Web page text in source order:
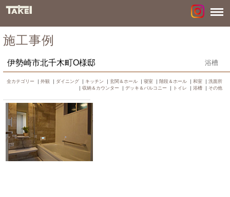
施工事例
伊勢崎市北千木町O様邸 浴槽
全カテゴリー ｜ 外観 ｜ ダイニング ｜ キッチン ｜ 玄関＆ホール ｜ 寝室 ｜ 階段＆ホール ｜ 和室 ｜ 洗面所
｜ 収納＆カウンター ｜ デッキ＆バルコニー ｜ トイレ ｜ 浴槽 ｜ その他